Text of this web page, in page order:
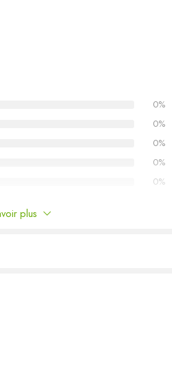
: 63,5 x 63,5 x 62,5 cm (l x P x H)
(par siège) : 110 kg
0%
0%
0%
0%
0%
plus